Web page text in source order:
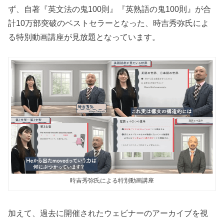
ず、自著『英文法の鬼100則』『英熟語の鬼100則』が合
計10万部突破のベストセラーとなった、時吉秀弥氏によ
る特別動画講座が見放題となっています。
時吉秀弥氏による特別動画講座
加えて、過去に開催されたウェビナーのアーカイブを視